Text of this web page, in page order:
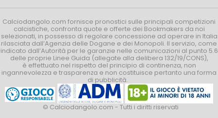
Calciodangolo.com fornisce pronostici sulle principali competizioni
calcistiche, confronta quote e offerte dei Bookmakers da noi
selezionati, in possesso di regolare concessione ad operare in Italia
rilasciata dall’Agenzia delle Dogane e dei Monopoli. Il servizio, come
indicato dall’Autorità per le garanzie nelle comunicazioni al punto 5.6
delle proprie Linee Guida (allegate alla delibera 132/19/CONS),
è effettuato nel rispetto del principio di continenza, non
ingannevolezza e trasparenza e non costituisce pertanto una forma
di pubblicità.
© Calciodangolo.com - Tutti i diritti riservati